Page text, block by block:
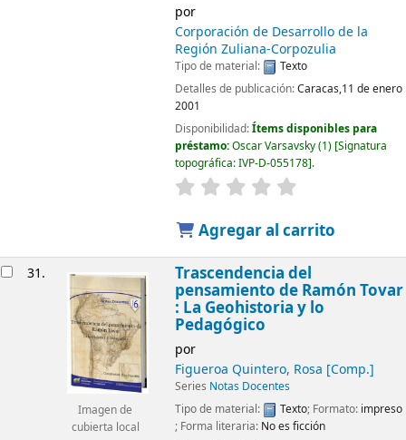
por
Corporación de Desarrollo de la
Región Zuliana-Corpozulia
Tipo de material:
Texto
Detalles de publicación:Caracas,11 de enero
2001
Disponibilidad:Ítems disponibles para
préstamo:Oscar Varsavsky(1) Signatura
topográfica:IVP-D-055178 .
Agregar al carrito
31.
Imagen de
cubierta local
Trascendencia del
pensamiento de Ramón Tovar
: La Geohistoria y lo
Pedagógico
por
Figueroa Quintero, Rosa [Comp.]
Series Notas Docentes
Tipo de material:
Texto; Formato: impreso
; Forma literaria: No es ficción